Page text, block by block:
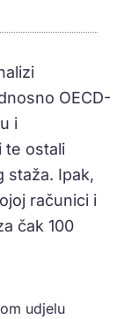
OECD-
i
te ostali
staža. Ipak,
računici i
čak 100
udjelu